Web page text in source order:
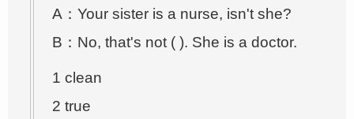
A：Your sister is a nurse, isn't she?
B：No, that's not ( ). She is a doctor.
1 clean
2 true